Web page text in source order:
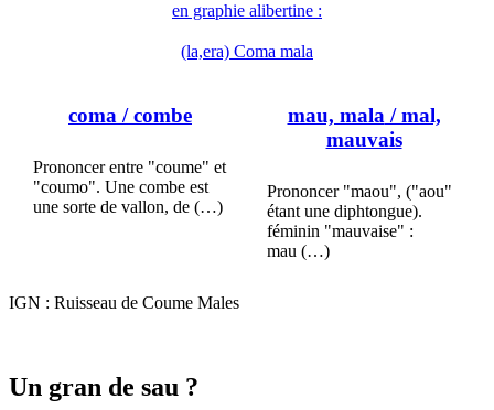
en graphie alibertine :
(la,era) Coma mala
coma / combe
Prononcer entre "coume" et
"coumo". Une combe est
une sorte de vallon, de (…)
mau, mala / mal,
mauvais
Prononcer "maou", ("aou"
étant une diphtongue).
féminin "mauvaise" :
mau (…)
IGN : Ruisseau de Coume Males
Un gran de sau ?